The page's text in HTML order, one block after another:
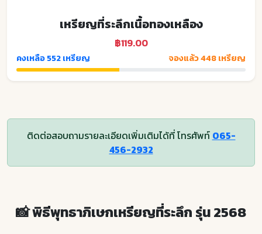
เหรียญที่ระลึกเนื้อทองเหลือง
฿119.00
คงเหลือ 552 เหรียญ จองแล้ว 448 เหรียญ
ติดต่อสอบถามรายละเอียดเพิ่มเติมได้ที่ โทรศัพท์ 065-
456-2932
📸 พิธีพุทธาภิเษกเหรียญที่ระลึก รุ่น 2568